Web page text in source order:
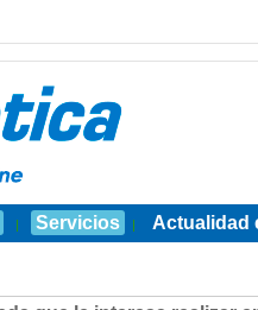
| Servicios | Actualidad